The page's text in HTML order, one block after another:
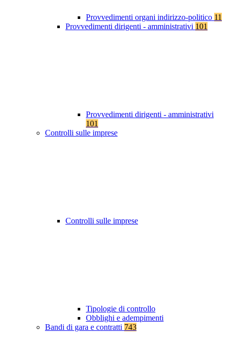
Provvedimenti organi indirizzo-politico 11
Provvedimenti dirigenti - amministrativi 101
Provvedimenti dirigenti - amministrativi
101
Controlli sulle imprese
Controlli sulle imprese
Tipologie di controllo
Obblighi e adempimenti
Bandi di gara e contratti 743